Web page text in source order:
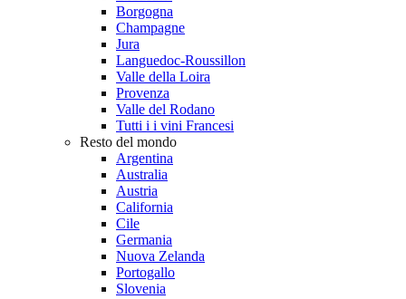
Borgogna
Champagne
Jura
Languedoc-Roussillon
Valle della Loira
Provenza
Valle del Rodano
Tutti i i vini Francesi
Resto del mondo
Argentina
Australia
Austria
California
Cile
Germania
Nuova Zelanda
Portogallo
Slovenia